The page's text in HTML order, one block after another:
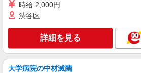
時給 2,000円
渋谷区
詳細を見る
大学病院の中材滅菌